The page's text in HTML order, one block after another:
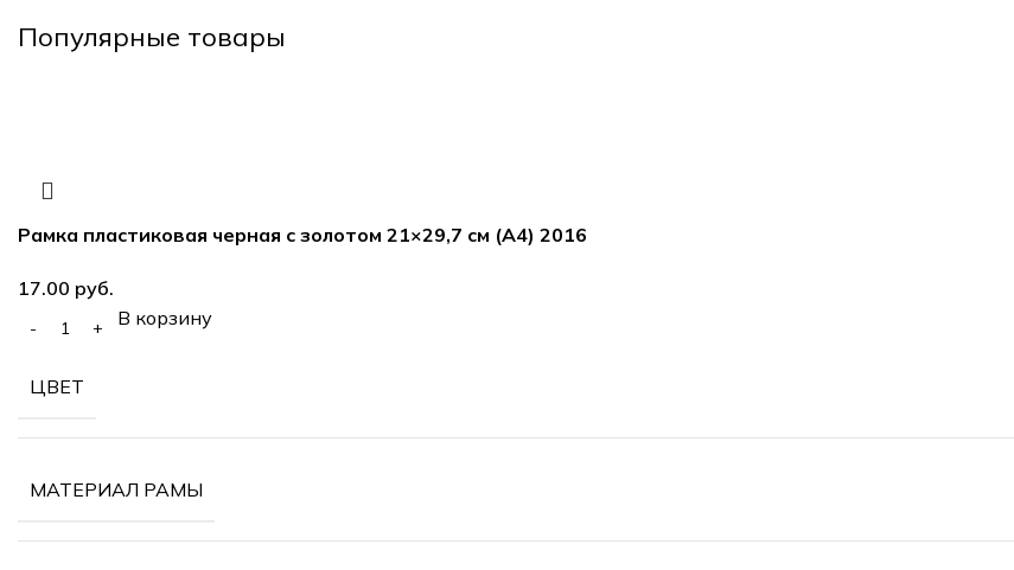
Популярные товары
Рамка пластиковая черная с золотом 21×29,7 см (А4) 2016
руб.
В корзину
ЦВЕТ
МАТЕРИАЛ РАМЫ